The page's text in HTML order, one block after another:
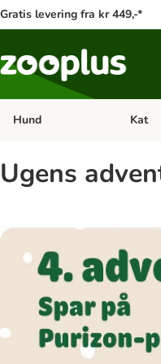
Gratis levering fra kr 449,-*
Hund Åben
Kat
Ugens